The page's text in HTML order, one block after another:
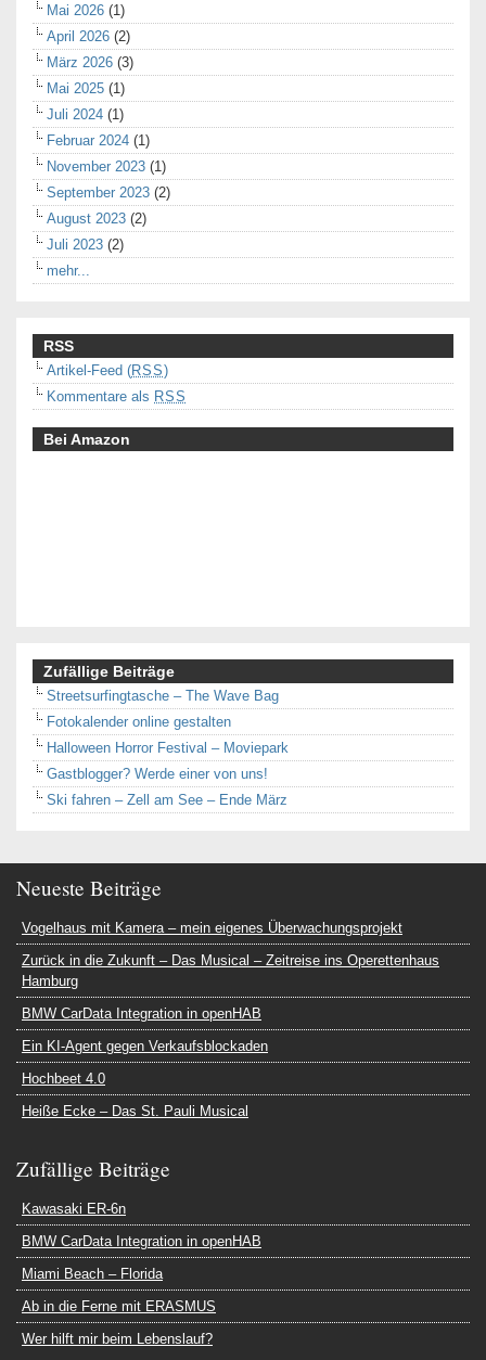
Mai 2026 (1)
April 2026 (2)
März 2026 (3)
Mai 2025 (1)
Juli 2024 (1)
Februar 2024 (1)
November 2023 (1)
September 2023 (2)
August 2023 (2)
Juli 2023 (2)
mehr...
RSS
Artikel-Feed (RSS)
Kommentare als RSS
Bei Amazon
Zufällige Beiträge
Streetsurfingtasche – The Wave Bag
Fotokalender online gestalten
Halloween Horror Festival – Moviepark
Gastblogger? Werde einer von uns!
Ski fahren – Zell am See – Ende März
Neueste Beiträge
Vogelhaus mit Kamera – mein eigenes Überwachungsprojekt
Zurück in die Zukunft – Das Musical – Zeitreise ins Operettenhaus
Hamburg
BMW CarData Integration in openHAB
Ein KI-Agent gegen Verkaufsblockaden
Hochbeet 4.0
Heiße Ecke – Das St. Pauli Musical
Zufällige Beiträge
Kawasaki ER-6n
BMW CarData Integration in openHAB
Miami Beach – Florida
Ab in die Ferne mit ERASMUS
Wer hilft mir beim Lebenslauf?